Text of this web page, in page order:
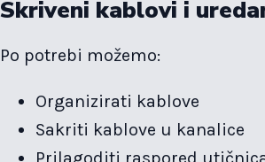
Skriveni kablovi i
Po potrebi možemo:
Organizirati kablove
Sakriti kablove u kanalice